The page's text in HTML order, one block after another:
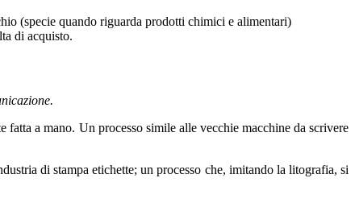
(specie quando riguarda prodotti chimici e alimentari)
di acquisto.
a mano. Un processo simile alle vecchie macchine da scrivere
di stampa etichette; un processo che, imitando la litografia, si